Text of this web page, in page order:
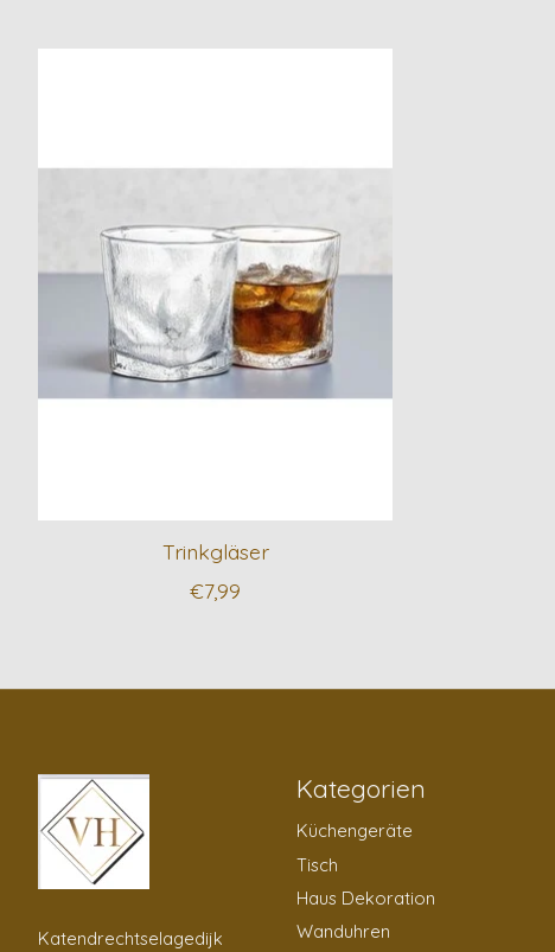
Trinkgläser
€7,99
Katendrechtselagedijk
Kategorien
Küchengeräte
Tisch
Haus Dekoration
Wanduhren